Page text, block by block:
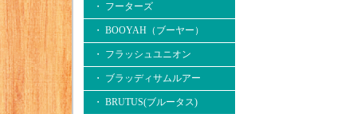
・ フーターズ
・ BOOYAH（ブーヤー）
・ フラッシュユニオン
・ ブラッディサムルアー
・ BRUTUS(ブルータス)